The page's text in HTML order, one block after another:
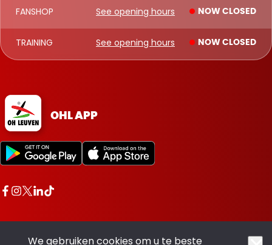
FANSHOP See opening hours NOW CLOSED
TRAINING See opening hours NOW CLOSED
OHL APP
We gebruiken cookies om u te beste